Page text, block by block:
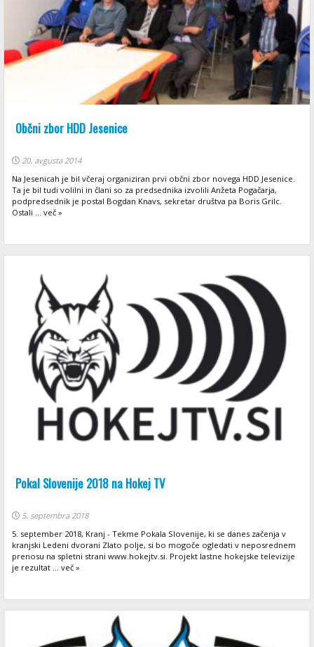
Občni zbor HDD Jesenice
20. avgusta 2014
Na Jesenicah je bil včeraj organiziran prvi občni zbor novega HDD Jesenice.
Ta je bil tudi volilni in člani so za predsednika izvolili Anžeta Pogačarja,
podpredsednik je postal Bogdan Knavs, sekretar društva pa Boris Grilc.
Ostali ... več »
Pokal Slovenije 2018 na Hokej TV
5. septembra 2018
5. september 2018, Kranj - Tekme Pokala Slovenije, ki se danes začenja v
kranjski Ledeni dvorani Zlato polje, si bo mogoče ogledati v neposrednem
prenosu na spletni strani www.hokejtv.si. Projekt lastne hokejske televizije
je rezultat ... več »